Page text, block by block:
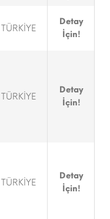
TÜRKİYE
Detay
İçin!
TÜRKİYE
Detay
İçin!
TÜRKİYE
Detay
İçin!